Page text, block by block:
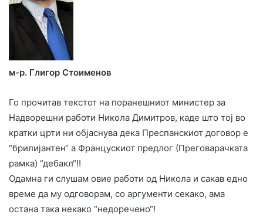
м-р. Глигор Стоименов
Го прочитав текстот на поранешниот министер за
Надворешни работи Никола Димитров, каде што тој во
кратки црти ни објаснува дека Преспанскиот договор е
“брилијантен“ а Францускиот предлог (Преговарачката
рамка) “дебакл“!!
Одамна ги слушам овие работи од Никола и сакав едно
време да му одговорам, со аргументи секако, ама
остана така некако “недоречено“!